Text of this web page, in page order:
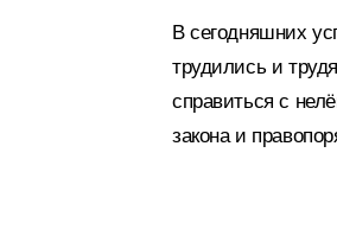
В сегодняшних
трудились и
справиться с
закона и